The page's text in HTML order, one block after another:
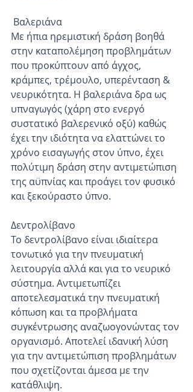
Βαλεριάνα
Με ήπια ηρεμιστική δράση βοηθά
στην καταπολέμηση προβλημάτων
που προκύπτουν από άγχος,
κράμπες, τρέμουλο, υπερένταση &
νευρικότητα. Η βαλεριάνα δρα ως
υπναγωγός (χάρη στο ενεργό
συστατικό βαλερενικό οξύ) καθώς
έχει την ιδιότητα να ελαττώνει το
χρόνο εισαγωγής στον ύπνο, έχει
πολύτιμη δράση στην αντιμετώπιση
της αϋπνίας και προάγει τον φυσικό
και ξεκούραστο ύπνο.
Δεντρολίβανο
Το δεντρολίβανο είναι ιδιαίτερα
τονωτικό για την πνευματική
λειτουργία αλλά και για το νευρικό
σύστημα. Αντιμετωπίζει
αποτελεσματικά την πνευματική
κόπωση και τα προβλήματα
συγκέντρωσης αναζωογονώντας τον
οργανισμό. Αποτελεί ιδανική λύση
για την αντιμετώπιση προβλημάτων
που σχετίζονται άμεσα με την
κατάθλιψη.